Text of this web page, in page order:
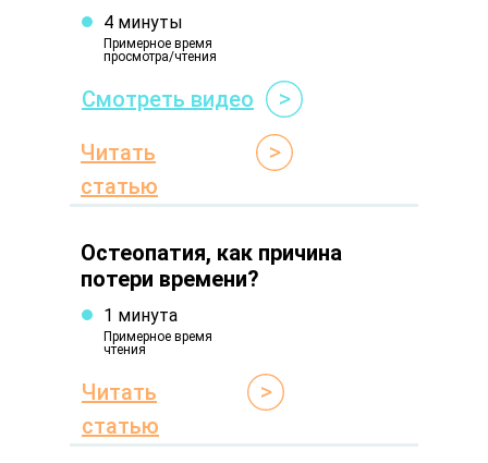
Остеопатия, как причина
потери времени?
4 минуты
1 минута
Примерное время
просмотра/чтения
Примерное время
чтения
Смотреть видео
Читать
статью
Читать
статью